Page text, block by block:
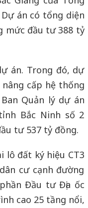
án có tổng diện
mức đầu tư 388 tỷ
án. Trong đó, dự
cấp hệ thống
Quản lý dự án
Bắc Ninh số 2
tư 537 tỷ đồng.
lô đất ký hiệu CT3
cư cạnh đường
Đầu tư Địa ốc
cao 25 tầng nổi,